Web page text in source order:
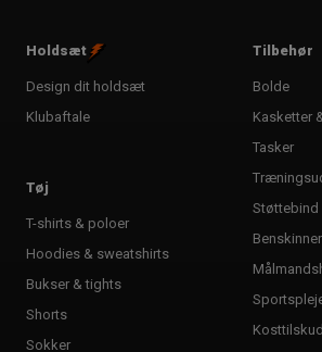
Holdsæt
Design dit holdsæt
Klubaftale
Tøj
T-shirts & poloer
Hoodies & sweatshirts
Bukser & tights
Shorts
Sokker
Tilbehør
Bolde
Kasketter
Tasker
Støttebind
Benskinner
Kosttilskud